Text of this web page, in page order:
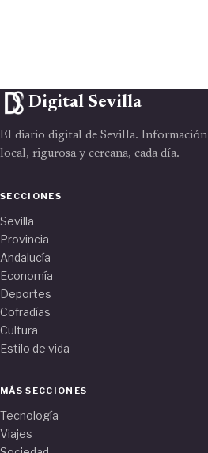
Digital Sevilla
El diario digital de Sevilla. Información
local, rigurosa y cercana, cada día.
SECCIONES
Sevilla
Provincia
Andalucía
Economía
Deportes
Cofradías
Cultura
Estilo de vida
MÁS SECCIONES
Tecnología
Viajes